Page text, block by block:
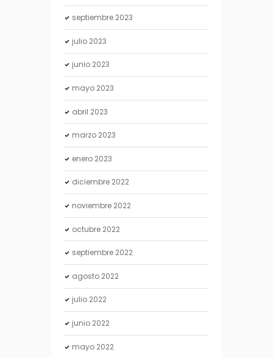
septiembre 2023
julio 2023
junio 2023
mayo 2023
abril 2023
marzo 2023
enero 2023
diciembre 2022
noviembre 2022
octubre 2022
septiembre 2022
agosto 2022
julio 2022
junio 2022
mayo 2022